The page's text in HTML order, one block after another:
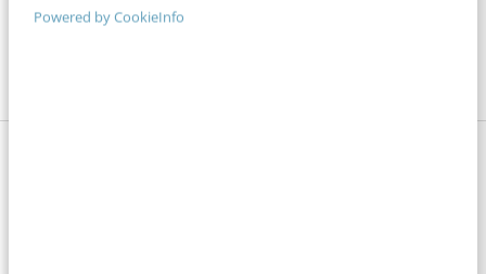
Powered by CookieInfo
als je die reden weet te vertalen naar je klant –